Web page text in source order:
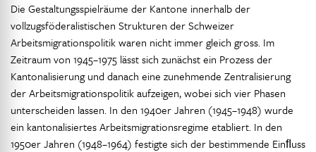
Die Gestaltungsspielräume der Kantone innerhalb der
vollzugsföderalistischen Strukturen der Schweizer
Arbeitsmigrationspolitik waren nicht immer gleich gross. Im
Zeitraum von 1945–1975 lässt sich zunächst ein Prozess der
Kantonalisierung und danach eine zunehmende Zentralisierung
der Arbeitsmigrationspolitik aufzeigen, wobei sich vier Phasen
unterscheiden lassen. In den 1940er Jahren (1945–1948) wurde
ein kantonalisiertes Arbeitsmigrationsregime etabliert. In den
1950er Jahren (1948–1964) festigte sich der bestimmende Einﬂuss